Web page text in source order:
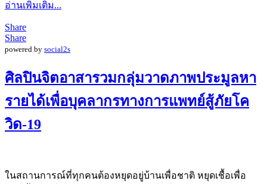
อ่านเพิ่มเติม...
Share
Share
powered by social2s
ศิลปินจิตอาสารวมกลุ่มวาดภาพประมูลหา
รายได้เพื่อบุคลากรทางการแพทย์สู้ภัยโค
วิด-19
ในสถานการณ์ที่ทุกคนต้องหยุดอยู่บ้านเพื่อชาติ หยุดเชื้อเพื่อ